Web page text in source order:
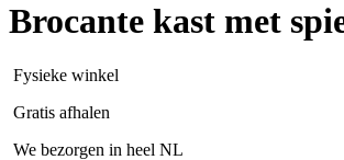
Brocante kast met
Fysieke winkel
Gratis afhalen
We bezorgen in heel NL